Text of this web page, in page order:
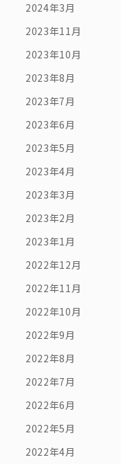
2024年3月
2023年11月
2023年10月
2023年8月
2023年7月
2023年6月
2023年5月
2023年4月
2023年3月
2023年2月
2023年1月
2022年12月
2022年11月
2022年10月
2022年9月
2022年8月
2022年7月
2022年6月
2022年5月
2022年4月